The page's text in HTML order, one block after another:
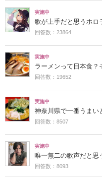
実施中
歌が上手だと思うホロ
回答数：23864
実施中
ラーメンって日本食？
回答数：19652
実施中
神奈川県で一番うまい
回答数：8507
実施中
唯一無二の歌声だと思
回答数：8093